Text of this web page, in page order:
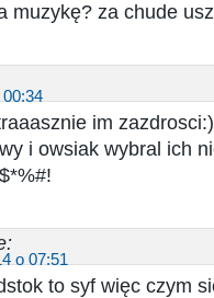
muzykę? za chude
im
i owsiak wybral ich
o 07:51
to syf więc czym